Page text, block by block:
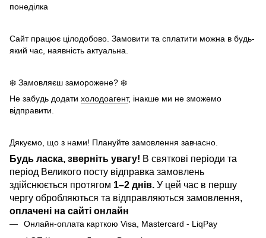
понеділка
Сайт працює цілодобово. Замовити та сплатити можна в будь-
який час, наявність актуальна.
❄️ Замовляєш заморожене? ❄️
Не забудь додати холодоагент, інакше ми не зможемо
відправити.
Дякуємо, що з нами! Плануйте замовлення завчасно.
Будь ласка, зверніть увагу! В святкові періоди та
період Великого посту відправка замовлень
здійснюється протягом 1–2 днів. У цей час в першу
чергу обробляються та відправляються замовлення,
оплачені на сайті онлайн
Онлайн-оплата карткою Visa, Mastercard - LiqPay